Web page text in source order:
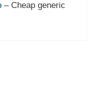
– Cheap generic